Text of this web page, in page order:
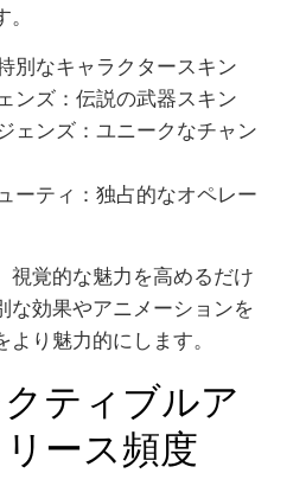
別なキャラクタースキン
ンズ：伝説の武器スキン
ェンズ：ユニークなチャン
ーティ：独占的なオペレー
視覚的な魅力を高めるだけ
な効果やアニメーションを
り魅力的にします。
ティブルア
ース頻度